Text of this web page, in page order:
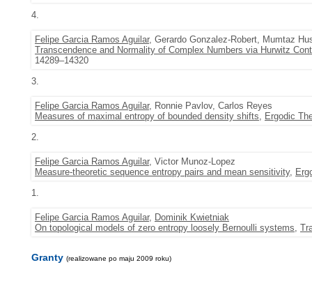
4.
Felipe Garcia Ramos Aguilar, Gerardo Gonzalez-Robert, Mumtaz
Transcendence and Normality of Complex Numbers via Hurwitz
14289–14320
3.
Felipe Garcia Ramos Aguilar, Ronnie Pavlov, Carlos Reyes
Measures of maximal entropy of bounded density shifts, Ergodic
2.
Felipe Garcia Ramos Aguilar, Victor Munoz-Lopez
Measure-theoretic sequence entropy pairs and mean sensitivity,
1.
Felipe Garcia Ramos Aguilar, Dominik Kwietniak
On topological models of zero entropy loosely Bernoulli systems,
Granty (realizowane po maju 2009 roku)